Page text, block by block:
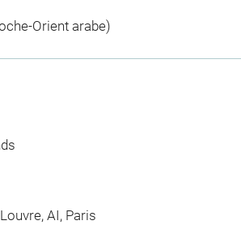
Orient arabe)
AI, Paris